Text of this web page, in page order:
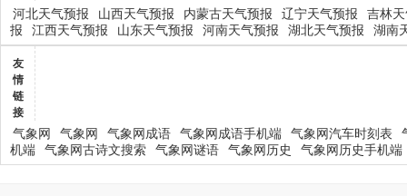
河北天气预报 山西天气预报 内蒙古天气预报 辽宁天气预报
吉林
报
江西天气预报 山东天气预报 河南天气预报 湖北天气预报 湖南
友
情
链
接
气象网 气象网 气象网成语 气象网成语手机端 气象网汽车时刻表
机端
气象网古诗文搜索 气象网谜语 气象网历史 气象网历史手机端